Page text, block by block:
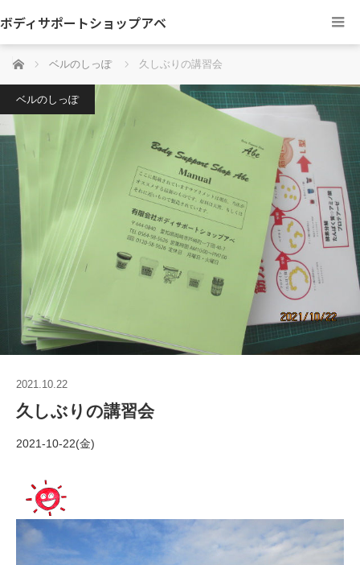
ボディサポートショップアベ
ホーム ベルのしっぽ 久しぶりの講習会
ベルのしっぽ
2021.10.22
久しぶりの講習会
2021-10-22(金)